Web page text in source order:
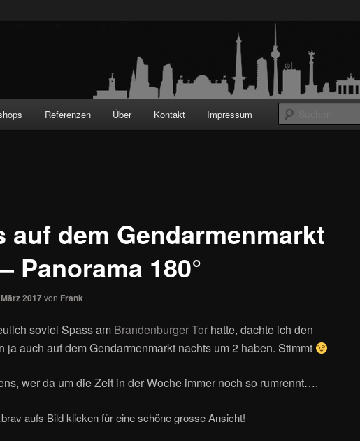
Referenzen Über Kontakt Impressum
auf dem Gendarmenmarkt
Panorama 180°
2017von Frank
soviel Spass am Brandenburger Torhatte, dachte ich den
ja auch auf dem Gendarmenmarkt nachts um 2 haben. Stimmt
wer da um die Zeit in der Woche immer noch so rumrennt….
aufs Bild klicken für eine schöne grosse Ansicht!